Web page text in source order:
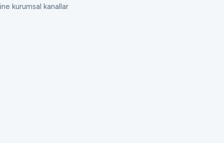
kurumsal kanallar